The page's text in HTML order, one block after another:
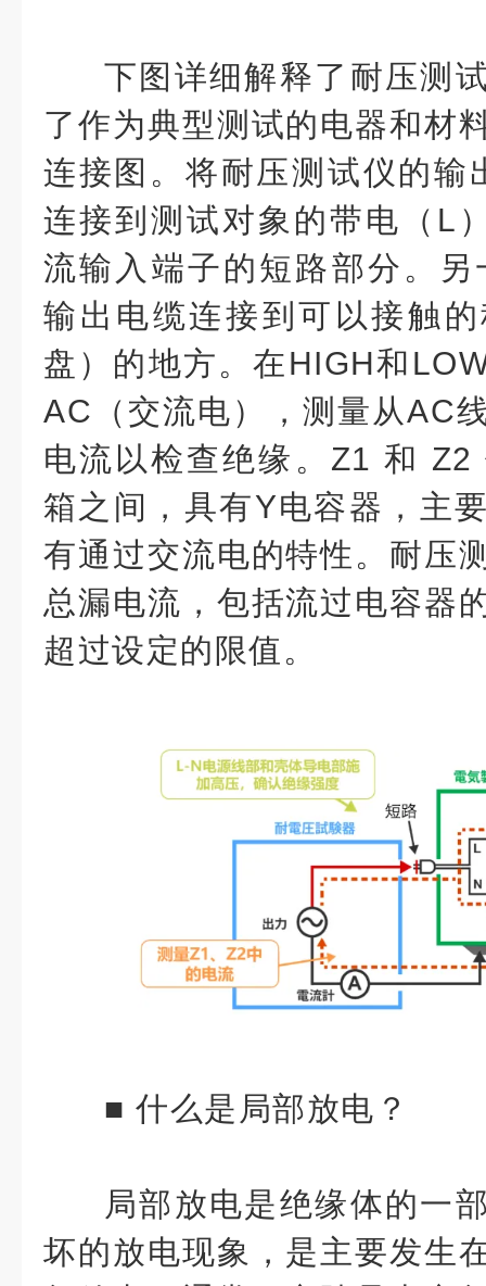
下图详细解释了耐压测
了作为典型测试的电器和材
连接图。将耐压测试仪的输
连接到测试对象的带电（L
流输入端子的短路部分。
输出电缆连接到可以接触
盘）的地方。在HIGH和
AC（交流电），测量从AC
电流以检查绝缘。Z1 和
箱之间，具有Y电容器，主
有通过交流电的特性。耐压
总漏电流，包括流过电容器
超过设定的限值。
■ 什么是局部放电？
局部放电是绝缘体的一
坏的放电现象，是主要发生